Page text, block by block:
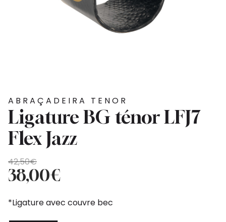
ABRAÇADEIRA TENOR
Ligature BG ténor LFJ7
Flex Jazz
42,50€
O
preço
original
era:
42,50€.
38,00€
O
preço
atual
é:
38,00€.
*Ligature avec couvre bec